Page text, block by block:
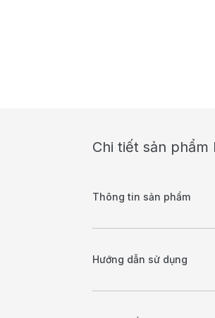
Chi tiết sản phẩm
Thông tin sản phẩm
Hướng dẫn sử dụng